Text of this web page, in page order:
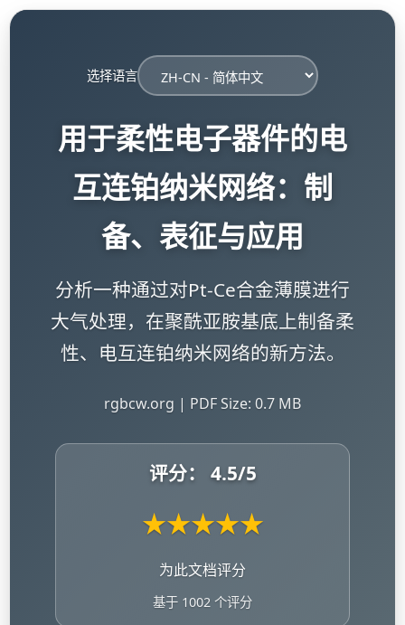
选择语言
用于柔性电子器件的电
互连铂纳米网络：制
备、表征与应用
分析一种通过对Pt-Ce合金薄膜进行
大气处理，在聚酰亚胺基底上制备柔
性、电互连铂纳米网络的新方法。
rgbcw.org | PDF Size: 0.7 MB
评分： 4.5/5
★★★★★
为此文档评分
基于 1002 个评分